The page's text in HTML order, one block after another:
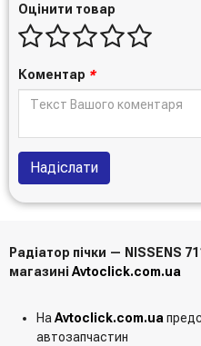
Оцінити товар
Коментар *
Надіслати
Радіатор пічки — NISSENS
магазині Avtoclick.com.ua
На Avtoclick.com.ua
автозапчастин